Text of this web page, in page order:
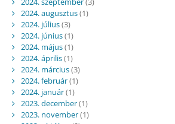
2024. augusztus(1)
2024. július(3)
2024. június(1)
2024. május(1)
2024. április(1)
2024. március(3)
2024. február(1)
2024. január(1)
2023. december(1)
2023. november(1)